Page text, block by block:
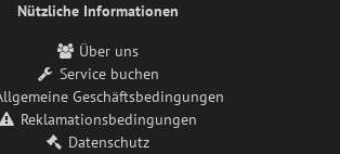
Nützliche Informationen
Über uns
Service buchen
Geschäftsbedingungen
Reklamationsbedingungen
Datenschutz